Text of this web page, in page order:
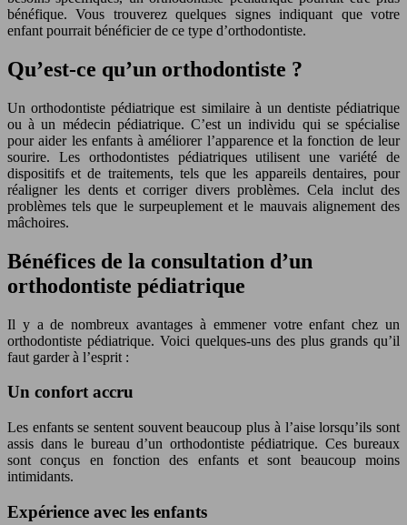
bénéfique. Vous trouverez quelques signes indiquant que votre
enfant pourrait bénéficier de ce type d’orthodontiste.
Qu’est-ce qu’un orthodontiste ?
Un orthodontiste pédiatrique est similaire à un dentiste pédiatrique
ou à un médecin pédiatrique. C’est un individu qui se spécialise
pour aider les enfants à améliorer l’apparence et la fonction de leur
sourire. Les orthodontistes pédiatriques utilisent une variété de
dispositifs et de traitements, tels que les appareils dentaires, pour
réaligner les dents et corriger divers problèmes. Cela inclut des
problèmes tels que le surpeuplement et le mauvais alignement des
mâchoires.
Bénéfices de la consultation d’un
orthodontiste pédiatrique
Il y a de nombreux avantages à emmener votre enfant chez un
orthodontiste pédiatrique. Voici quelques-uns des plus grands qu’il
faut garder à l’esprit :
Un confort accru
Les enfants se sentent souvent beaucoup plus à l’aise lorsqu’ils sont
assis dans le bureau d’un orthodontiste pédiatrique. Ces bureaux
sont conçus en fonction des enfants et sont beaucoup moins
intimidants.
Expérience avec les enfants